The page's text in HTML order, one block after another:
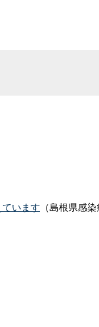
います （島根県感